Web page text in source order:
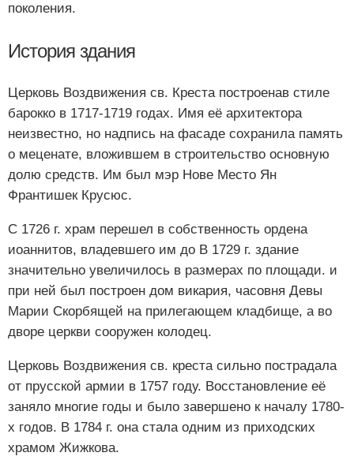
поколения.
История здания
Церковь Воздвижения св. Креста построенав стиле
барокко в 1717-1719 годах. Имя её архитектора
неизвестно, но надпись на фасаде сохранила память
о меценате, вложившем в строительство основную
долю средств. Им был мэр Нове Место Ян
Франтишек Крусюс.
С 1726 г. храм перешел в собственность ордена
иоаннитов, владевшего им до В 1729 г. здание
значительно увеличилось в размерах по площади. и
при ней был построен дом викария, часовня Девы
Марии Скорбящей на прилегающем кладбище, а во
дворе церкви сооружен колодец.
Церковь Воздвижения св. креста сильно пострадала
от прусской армии в 1757 году. Восстановление её
заняло многие годы и было завершено к началу 1780-
х годов. В 1784 г. она стала одним из приходских
храмом Жижкова.